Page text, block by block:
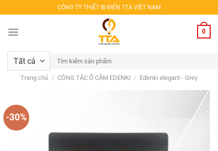
qua
nội
CÔNG TY THIẾT BỊ ĐIỆN TTA VIỆT NAM
0
Tìm
kiếm:
Trang chủ / CÔNG TẮC Ổ CẮM EDENKI / Edenki elegant - Grey
-30%